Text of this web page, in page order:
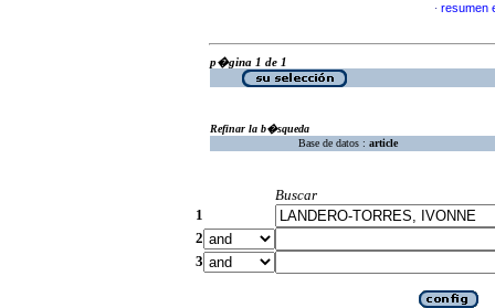
· resumen
p�gina 1 de 1
Refinar la b�squeda
Base de datos : article
Buscar
1
2
3